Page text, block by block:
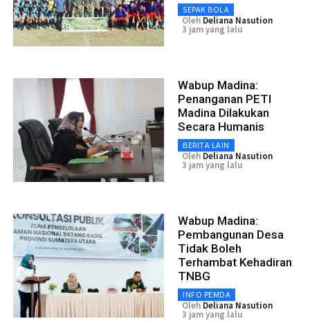
SEPAK BOLA
Oleh Deliana Nasution
3 jam yang lalu
Wabup Madina:
Penanganan PETI
Madina Dilakukan
Secara Humanis
BERITA LAIN
Oleh Deliana Nasution
3 jam yang lalu
Wabup Madina:
Pembangunan Desa
Tidak Boleh
Terhambat Kehadiran
TNBG
INFO PEMDA
Oleh Deliana Nasution
3 jam yang lalu